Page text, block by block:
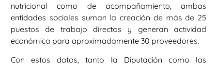
nutricional como de acompañamiento, ambas
entidades sociales suman la creación de más de 25
puestos de trabajo directos y generan actividad
económica para aproximadamente 30 proveedores.
Con estos datos, tanto la Diputación como las